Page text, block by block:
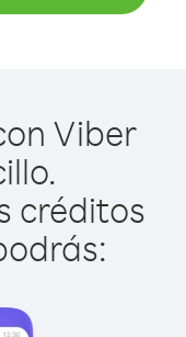
Viber
créditos